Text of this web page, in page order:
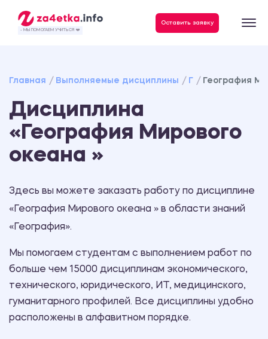
- МЫ ПОМОГАЕМ УЧИТЬСЯ ❤️
Оставить заявку
Главная Выполняемые дисциплины Г География
Дисциплина
«География Мирового
океана »
Здесь вы можете заказать работу по дисциплине
«География Мирового океана » в области знаний
«География».
Мы помогаем студентам с выполнением работ по
больше чем 15000 дисциплинам экономического,
технического, юридического, ИТ, медицинского,
гуманитарного профилей. Все дисциплины удобно
расположены в алфавитном порядке.